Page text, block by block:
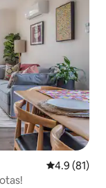
Calificación
4.9 (81)